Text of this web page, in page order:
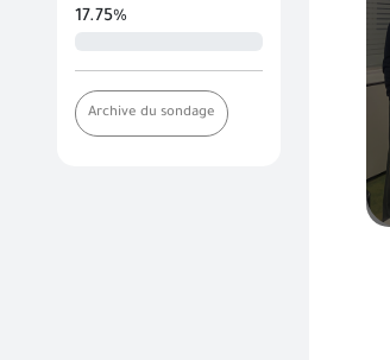
17.75%
Archive du sondage